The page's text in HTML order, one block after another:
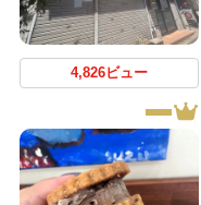
4,826ビュー